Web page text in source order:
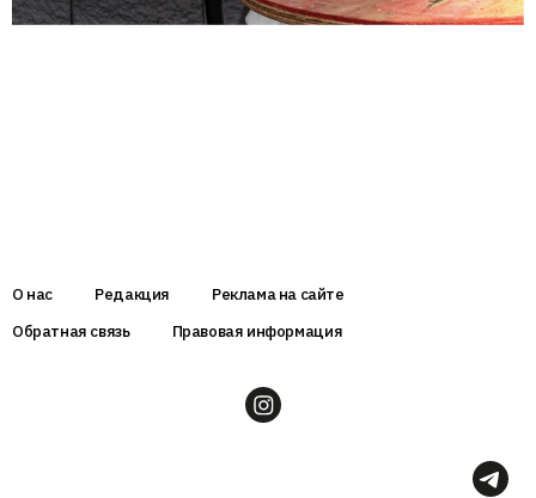
О нас Редакция
Реклама на сайте
Обратная связь
Правовая информация